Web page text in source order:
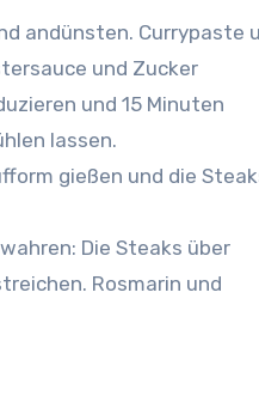
andünsten. Currypaste
und Zucker
und 15 Minuten
lassen.
gießen und die
Die Steaks über
Rosmarin und